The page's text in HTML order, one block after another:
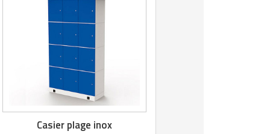
Casier plage inox